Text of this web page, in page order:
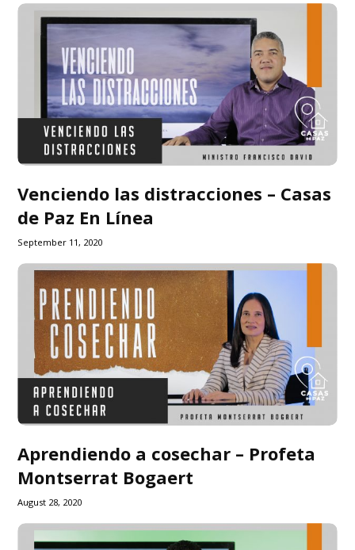
Venciendo las distracciones – Casas
de Paz En Línea
September 11, 2020
Aprendiendo a cosechar – Profeta
Montserrat Bogaert
August 28, 2020